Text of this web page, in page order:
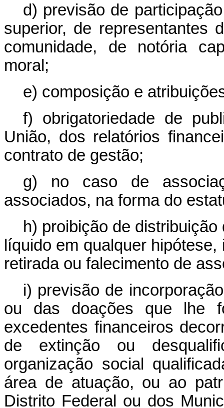
d) previsão de
superior, de representantes
comunidade, de notória
moral;
e) composição e
f) obrigatoriedade de
União, dos relatórios
contrato de gestão;
g) no caso de
associados, na forma do
h) proibição de
líquido em qualquer
retirada ou falecimento de
i) previsão de
ou das doações que lhe
excedentes financeiros
de extinção ou
organização social
área de atuação, ou ao
Distrito Federal ou dos